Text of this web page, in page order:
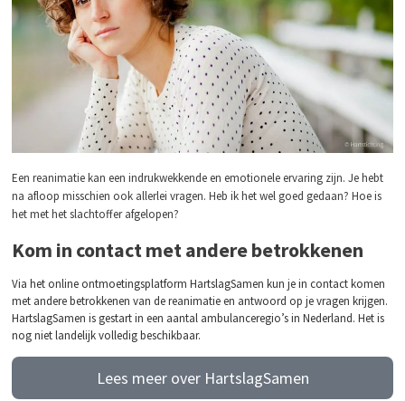
Een reanimatie kan een indrukwekkende en emotionele ervaring zijn. Je hebt
na afloop misschien ook allerlei vragen. Heb ik het wel goed gedaan? Hoe is
het met het slachtoffer afgelopen?
Kom in contact met andere betrokkenen
Via het online ontmoetingsplatform HartslagSamen kun je in contact komen
met andere betrokkenen van de reanimatie en antwoord op je vragen krijgen.
HartslagSamen is gestart in een aantal ambulanceregio’s in Nederland. Het is
nog niet landelijk volledig beschikbaar.
Lees meer over HartslagSamen